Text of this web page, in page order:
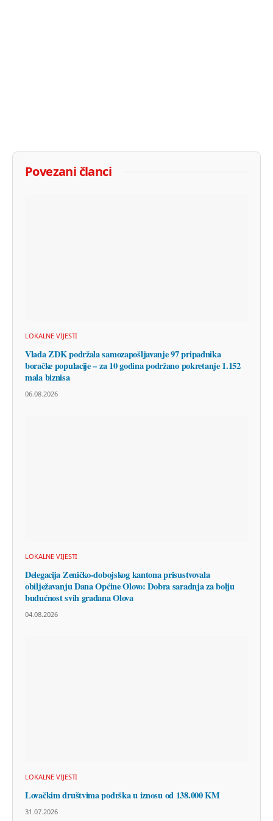
Povezani članci
LOKALNE VIJESTI
Vlada ZDK podržala samozapošljavanje 97 pripadnika
boračke populacije – za 10 godina podržano pokretanje 1.152
mala biznisa
06.08.2026
LOKALNE VIJESTI
Delegacija Zeničko-dobojskog kantona prisustvovala
obilježavanju Dana Općine Olovo: Dobra saradnja za bolju
budućnost svih građana Olova
04.08.2026
LOKALNE VIJESTI
Lovačkim društvima podrška u iznosu od 138.000 KM
31.07.2026